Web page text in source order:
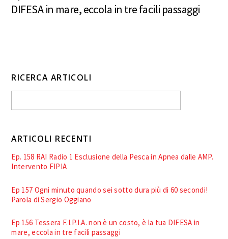
DIFESA in mare, eccola in tre facili passaggi
RICERCA ARTICOLI
ARTICOLI RECENTI
Ep. 158 RAI Radio 1 Esclusione della Pesca in Apnea dalle AMP.
Intervento FIPIA
Ep 157 Ogni minuto quando sei sotto dura più di 60 secondi!
Parola di Sergio Oggiano
Ep 156 Tessera F.I.P.I.A. non è un costo, è la tua DIFESA in
mare, eccola in tre facili passaggi